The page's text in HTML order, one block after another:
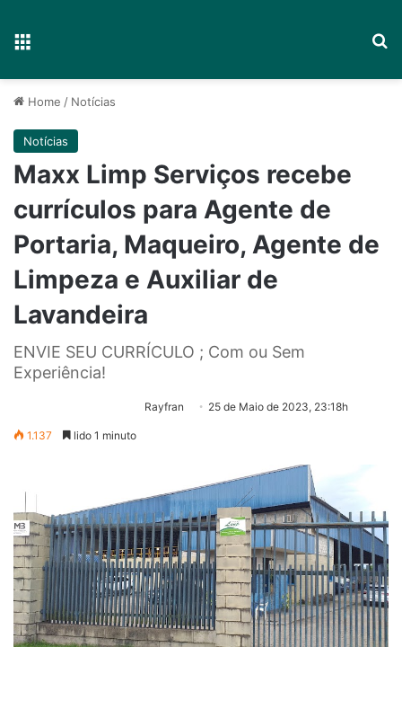
Home / Notícias
Notícias
Maxx Limp Serviços recebe
currículos para Agente de
Portaria, Maqueiro, Agente de
Limpeza e Auxiliar de
Lavandeira
ENVIE SEU CURRÍCULO ; Com ou Sem
Experiência!
Rayfran 25 de Maio de 2023, 23:18h
1.137 lido 1 minuto